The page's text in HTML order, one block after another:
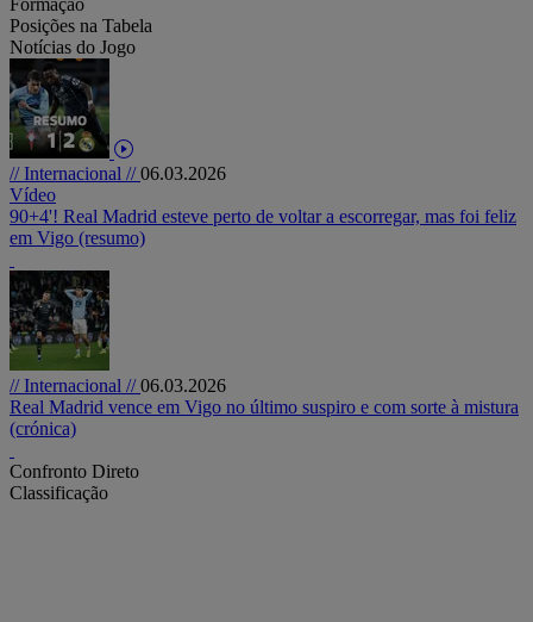
Posições na Tabela
Notícias do Jogo
// Internacional //06.03.2026
Vídeo
90+4'! Real Madrid esteve perto de voltar a escorregar, mas foi feliz
em Vigo (resumo)
// Internacional //06.03.2026
Real Madrid vence em Vigo no último suspiro e com sorte à mistura
(crónica)
Confronto Direto
Classificação